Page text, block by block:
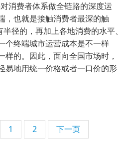
消费者体系做全链路的深度运
，也就是接触消费者最深的触
径的，再加上各地消费的水平、
个终端城市运营成本是不一样
样的。因此，面向全国市场时，
易地用统一价格或者一口价的形
1 2 下一页